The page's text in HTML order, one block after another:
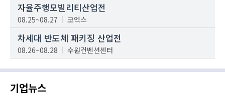
자율주행모빌리티산업전
08.25~08.27 코엑스
차세대 반도체 패키징 산업전
08.26~08.28 수원컨벤션센터
기업뉴스